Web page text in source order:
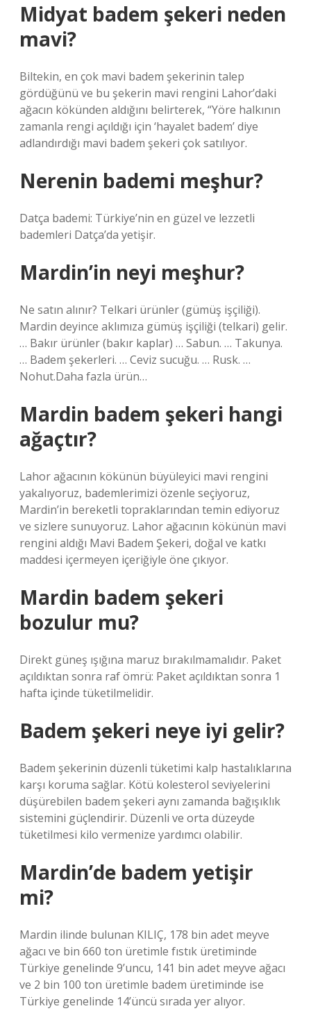
Midyat badem şekeri neden
mavi?
Biltekin, en çok mavi badem şekerinin talep
gördüğünü ve bu şekerin mavi rengini Lahor’daki
ağacın kökünden aldığını belirterek, “Yöre halkının
zamanla rengi açıldığı için ‘hayalet badem’ diye
adlandırdığı mavi badem şekeri çok satılıyor.
Nerenin bademi meşhur?
Datça bademi: Türkiye’nin en güzel ve lezzetli
bademleri Datça’da yetişir.
Mardin’in neyi meşhur?
Ne satın alınır? Telkari ürünler (gümüş işçiliği).
Mardin deyince aklımıza gümüş işçiliği (telkari) gelir.
… Bakır ürünler (bakır kaplar) … Sabun. … Takunya.
… Badem şekerleri. … Ceviz sucuğu. … Rusk. …
Nohut.Daha fazla ürün…
Mardin badem şekeri hangi
ağaçtır?
Lahor ağacının kökünün büyüleyici mavi rengini
yakalıyoruz, bademlerimizi özenle seçiyoruz,
Mardin’in bereketli topraklarından temin ediyoruz
ve sizlere sunuyoruz. Lahor ağacının kökünün mavi
rengini aldığı Mavi Badem Şekeri, doğal ve katkı
maddesi içermeyen içeriğiyle öne çıkıyor.
Mardin badem şekeri
bozulur mu?
Direkt güneş ışığına maruz bırakılmamalıdır. Paket
açıldıktan sonra raf ömrü: Paket açıldıktan sonra 1
hafta içinde tüketilmelidir.
Badem şekeri neye iyi gelir?
Badem şekerinin düzenli tüketimi kalp hastalıklarına
karşı koruma sağlar. Kötü kolesterol seviyelerini
düşürebilen badem şekeri aynı zamanda bağışıklık
sistemini güçlendirir. Düzenli ve orta düzeyde
tüketilmesi kilo vermenize yardımcı olabilir.
Mardin’de badem yetişir
mi?
Mardin ilinde bulunan KILIÇ, 178 bin adet meyve
ağacı ve bin 660 ton üretimle fıstık üretiminde
Türkiye genelinde 9’uncu, 141 bin adet meyve ağacı
ve 2 bin 100 ton üretimle badem üretiminde ise
Türkiye genelinde 14’üncü sırada yer alıyor.